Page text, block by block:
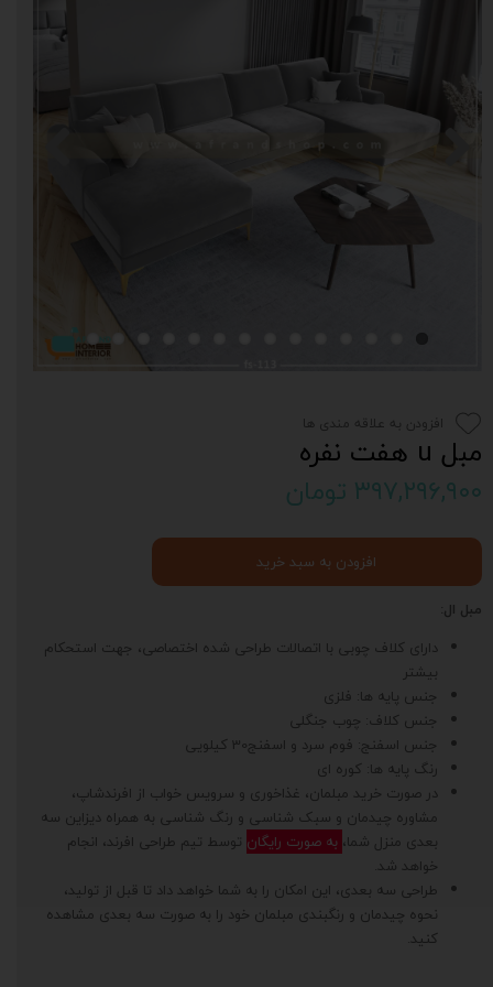
مبل u هفت نفره
۳۹۷,۲۹۶,۹۰۰ تومان
مبل ال:
دارای کلاف چوبی با اتصالات طراحی شده اختصاصی، جهت استحکام
بیشتر
جنس پایه ها: فلزی
جنس کلاف: چوب جنگلی
جنس اسفنج: فوم سرد و اسفنج30 کیلویی
رنگ پایه ها: کوره ای
در صورت خرید مبلمان، غذاخوری و سرویس خواب از افرندشاپ،
مشاوره چیدمان و سبک شناسی و رنگ شناسی به همراه دیزاین سه
بعدی منزل شما، به صورت رایگان توسط تیم طراحی افرند، انجام
خواهد شد.
طراحی سه بعدی، این امکان را به شما خواهد داد تا قبل از تولید،
نحوه چیدمان و رنگبندی مبلمان خود را به صورت سه بعدی مشاهده
کنید.
افزودن به سبد خرید
افزودن به علاقه مندی ها